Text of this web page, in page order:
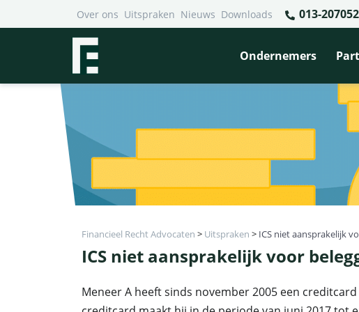
Over ons Uitspraken Nieuws Downloads 013-
Ondernemers
Financieel Recht Advocaten > Uitspraken > ICS niet aansprakelijk
ICS niet aansprakelijk voor
Meneer A heeft sinds november 2005 een